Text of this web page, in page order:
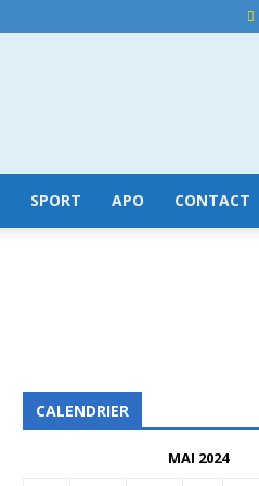
SPORT APO CONTACT
CALENDRIER
MAI 2024